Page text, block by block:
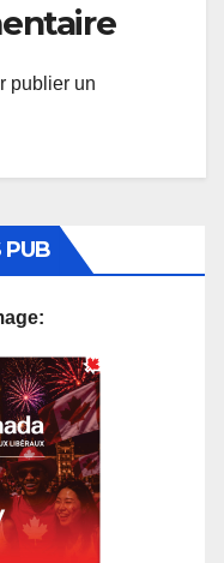
publier un
PUB